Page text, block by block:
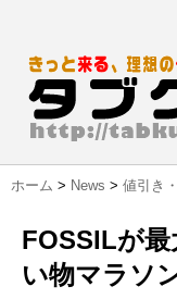
ホーム > News > 値引き
FOSSILが
い物マラソ